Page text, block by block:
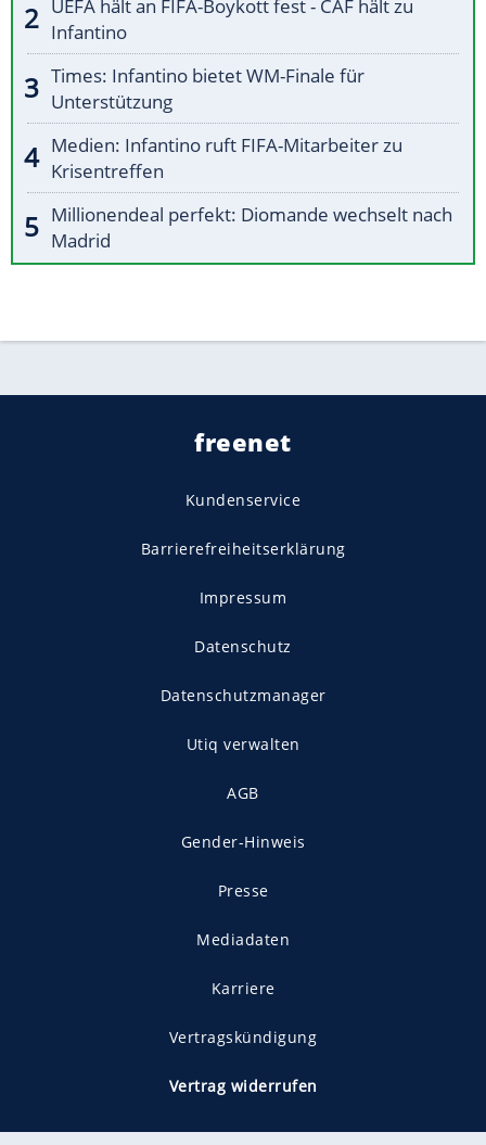
UEFA hält an FIFA-Boykott fest - CAF hält zu
Infantino
Times: Infantino bietet WM-Finale für
Unterstützung
Medien: Infantino ruft FIFA-Mitarbeiter zu
Krisentreffen
Millionendeal perfekt: Diomande wechselt nach
Madrid
freenet
Kundenservice
Barrierefreiheitserklärung
Impressum
Datenschutz
Datenschutzmanager
Utiq verwalten
AGB
Gender-Hinweis
Presse
Mediadaten
Karriere
Vertragskündigung
Vertrag widerrufen